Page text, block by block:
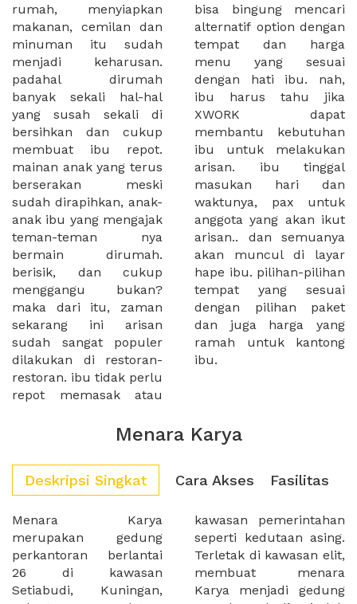
rumah, menyiapkan
makanan, cemilan dan
minuman itu sudah
menjadi keharusan.
padahal dirumah
banyak sekali hal-hal
yang susah sekali di
bersihkan dan cukup
membuat ibu repot.
mainan anak yang terus
berserakan meski
sudah dirapihkan, anak-
anak ibu yang mengajak
teman-teman nya
bermain dirumah.
berisik, dan cukup
menggangu bukan?
maka dari itu, zaman
sekarang ini arisan
sudah sangat populer
dilakukan di restoran-
restoran. ibu tidak perlu
repot memasak atau
bisa bingung mencari
alternatif option dengan
tempat dan harga
menu yang sesuai
dengan hati ibu. nah,
ibu harus tahu jika
XWORK dapat
membantu kebutuhan
ibu untuk melakukan
arisan. ibu tinggal
masukan hari dan
waktunya, pax untuk
anggota yang akan ikut
arisan.. dan semuanya
akan muncul di layar
hape ibu. pilihan-pilihan
tempat yang sesuai
dengan pilihan paket
dan juga harga yang
ramah untuk kantong
ibu.
Menara Karya
Deskripsi Singkat Cara Akses Fasilitas
Menara Karya
merupakan gedung
perkantoran berlantai
26 di kawasan
Setiabudi, Kuningan,
kawasan pemerintahan
seperti kedutaan asing.
Terletak di kawasan elit,
membuat menara
Karya menjadi gedung